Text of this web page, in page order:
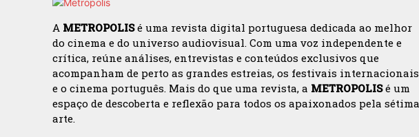
A METROPOLISé uma revista digital portuguesa dedicada ao melhor
do cinema e do universo audiovisual. Com uma voz independente e
crítica, reúne análises, entrevistas e conteúdos exclusivos que
acompanham de perto as grandes estreias, os festivais internacionais
e o cinema português. Mais do que uma revista, a METROPOLISé um
espaço de descoberta e reflexão para todos os apaixonados pela sétima
arte.